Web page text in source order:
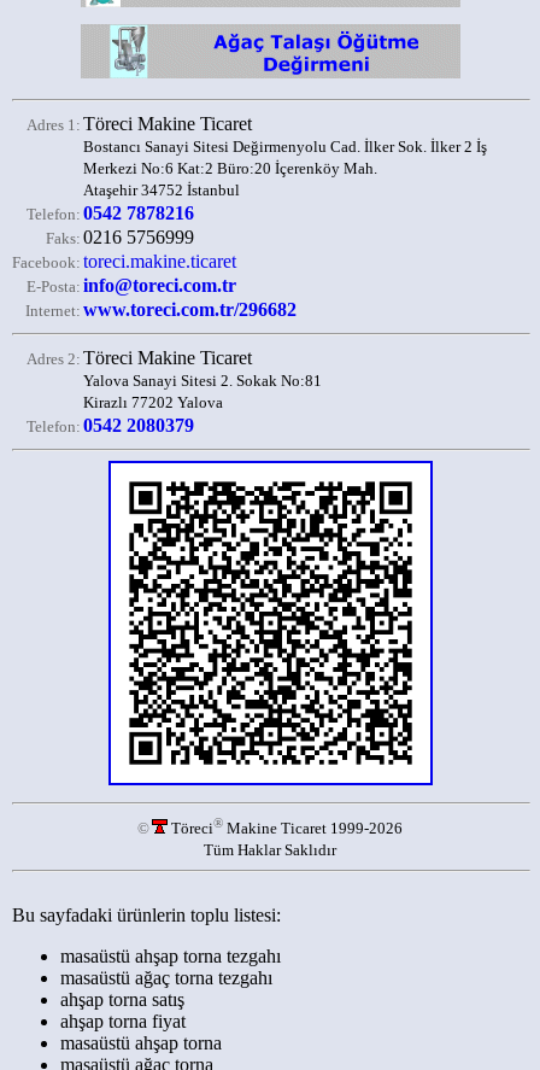
Adres 1: Töreci Makine Ticaret
Bostancı Sanayi Sitesi Değirmenyolu Cad. İlker Sok. İlker 2 İş
Merkezi No:6 Kat:2 Büro:20 İçerenköy Mah.
Ataşehir 34752 İstanbul
Telefon: 0542 7878216
Faks: 0216 5756999
Facebook: toreci.makine.ticaret
E-Posta: info@toreci.com.tr
Internet: www.toreci.com.tr/296682
Adres 2: Töreci Makine Ticaret
Yalova Sanayi Sitesi 2. Sokak No:81
Kirazlı 77202 Yalova
Telefon: 0542 2080379
© Töreci® Makine Ticaret 1999-2026
Tüm Haklar Saklıdır
Bu sayfadaki ürünlerin toplu listesi:
masaüstü ahşap torna tezgahı
masaüstü ağaç torna tezgahı
ahşap torna satış
ahşap torna fiyat
masaüstü ahşap torna
masaüstü ağaç torna